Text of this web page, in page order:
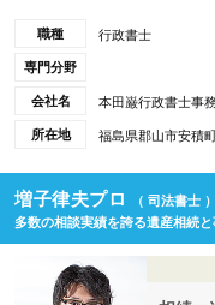
職種 行政書士
専門分野
会社名 本田巌行政書士事
所在地 福島県郡山市安積
増子律夫プロ
（ 司法書士 ）
多数の相談実績を誇る遺産相続